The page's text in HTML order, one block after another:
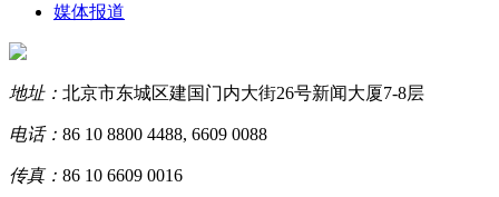
媒体报道
地址： 北京市东城区建国门内大街26号新闻大厦7-8层
电话： 86 10 8800 4488, 6609 0088
传真： 86 10 6609 0016